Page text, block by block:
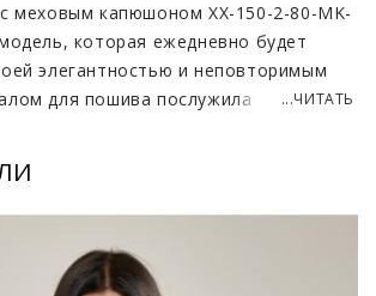
меховым капюшоном XX-150-2-80-MK-
которая ежедневно будет
элегантностью и неповторимым
для пошива послужила нежная
Отличительной чертой этой модели
меховой капюшон из натуральной
ей изысканный вид и
стиль.
...ЧИТАТЬ